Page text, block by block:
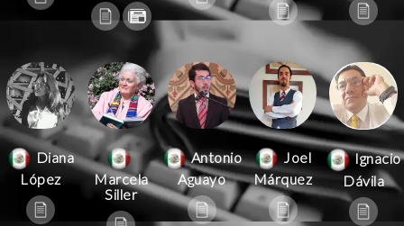
Diana
López
Marcela
Siller
Antonio
Aguayo
Joel
Márquez
Ignacio
Dávila